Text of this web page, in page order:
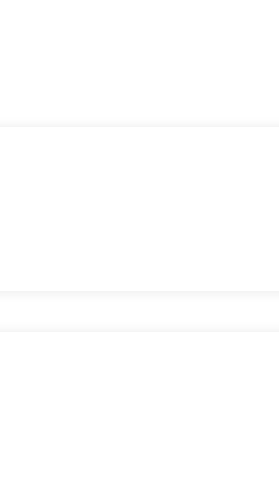
sans complications.
du marché.
des plateformes et des dApps.